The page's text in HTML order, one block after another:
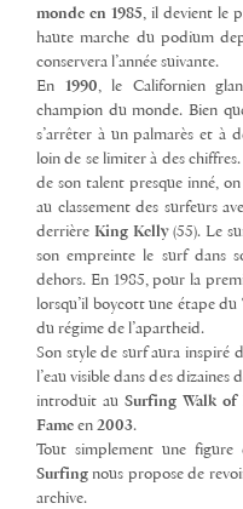
monde en 1985, il devient le
haute marche du podium
conservera l’année suivante.
En 1990, le Californien
champion du monde. Bien
s’arrêter à un palmarès et à
loin de se limiter à des
de son talent presque inné,
au classement des surfeurs
derrière King Kelly(55). Le
son empreinte le surf dans
dehors. En 1985, pour la
lorsqu’il boycott une étape
du régime de l’apartheid.
Son style de surf aura inspiré
l’eau visible dans des dizaines
introduit auSurfing Walk of
Fame en 2003.
Tout simplement une
Surfingnous propose de
archive.